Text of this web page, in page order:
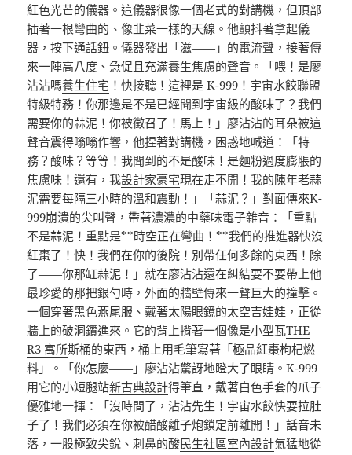
紅色光芒的儀器。這儀器很像一個老式的對講機，但頂部
插著一根彎曲的、像韭菜一樣的天線。他顫抖著拿起儀
器，按下通話鈕。儀器發出「滋——」的電流聲，接著傳
來一陣高八度、急促且充滿養生焦慮的聲音。「喂！是廖
沾沾嗎養生住宅 ！快接聽！這裡是 K-999！宇宙水餃聯盟
特級特務！你那邊是不是已經聞到宇宙級的酸味了？我們
需要你的蒜泥！你被徵召了！馬上！」廖沾沾的耳朵被這
聲音震得嗡嗡作響，他捏著對講機，困惑地喊道：「特
務？酸味？等等！我聞到的不是酸味！是麵粉過度膨脹的
焦慮味！還有，我設計家豪宅現在走不開！我的陳年老蒜
泥需要每隔三小時的溫和震動！」「蒜泥？」對面傳來K-
999崩潰的尖叫聲，帶著濃濃的中藥味電子雜音：「重點
不是蒜泥！重點是**時空正在彎曲！**我們的推進器快沒
紅棗了！快！我們在你的後院！別帶任何多餘的東西！除
了——你那缸蒜泥！」就在廖沾沾還在糾結要不要帶上他
最珍愛的那把銀勺時，外面的牆壁傳來一聲巨大的撞擊。
一個穿著黑色燕尾服、戴著太陽眼鏡的太空吉娃娃，正從
牆上的破洞鑽進來。它的背上揹著一個像是小型瓦THE
R3 寓所斯桶的東西，桶上用毛筆寫著「極品紅棗枸杞燃
料」。「你怎麼——」廖沾沾驚訝地瞪大了眼睛。K-999
用它的小短腿站新古典設計得筆直，戴著白色手套的爪子
優雅地一揮：「沒時間了，沾沾先生！宇宙水餃快要拉肚
子了！我們必須在你被醋酸離子炮鎖定前離開！」話音未
落，一股極致尖銳、刺鼻的酸民生社區室內設計氣猛地從